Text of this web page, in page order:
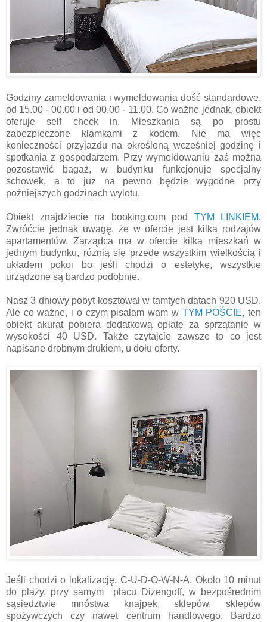
Godziny zameldowania i wymeldowania dość standardowe,
od 15.00 - 00.00 i od 00.00 - 11.00. Co ważne jednak, obiekt
oferuje self check in. Mieszkania są po prostu
zabezpieczone klamkami z kodem. Nie ma więc
konieczności przyjazdu na określoną wcześniej godzinę i
spotkania z gospodarzem. Przy wymeldowaniu zaś można
pozostawić bagaż, w budynku funkcjonuje specjalny
schowek, a to już na pewno będzie wygodne przy
poźniejszych godzinach wylotu.
Obiekt znajdziecie na booking.com pod TYM LINKIEM.
Zwróćcie jednak uwagę, że w ofercie jest kilka rodzajów
apartamentów. Zarządca ma w ofercie kilka mieszkań w
jednym budynku, różnią się przede wszystkim wielkością i
układem pokoi bo jeśli chodzi o estetykę, wszystkie
urządzone są bardzo podobnie.
Nasz 3 dniowy pobyt kosztował w tamtych datach 920 USD.
Ale co ważne, i o czym pisałam wam w TYM POŚCIE, ten
obiekt akurat pobiera dodatkową opłatę za sprzątanie w
wysokości 40 USD. Także czytajcie zawsze to co jest
napisane drobnym drukiem, u dołu oferty.
Jeśli chodzi o lokalizację. C-U-D-O-W-N-A. Około 10 minut
do plaży, przy samym placu Dizengoff, w bezpośrednim
sąsiedztwie mnóstwa knajpek, sklepów, sklepów
spożywczych czy nawet centrum handlowego. Bardzo